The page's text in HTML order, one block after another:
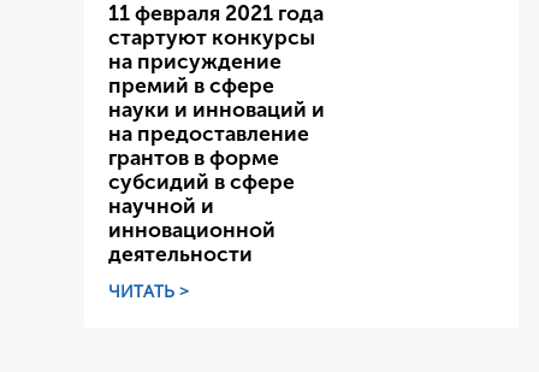
11 февраля 2021 года
стартуют конкурсы
на присуждение
премий в сфере
науки и инноваций и
на предоставление
грантов в форме
субсидий в сфере
научной и
инновационной
деятельности
ЧИТАТЬ >